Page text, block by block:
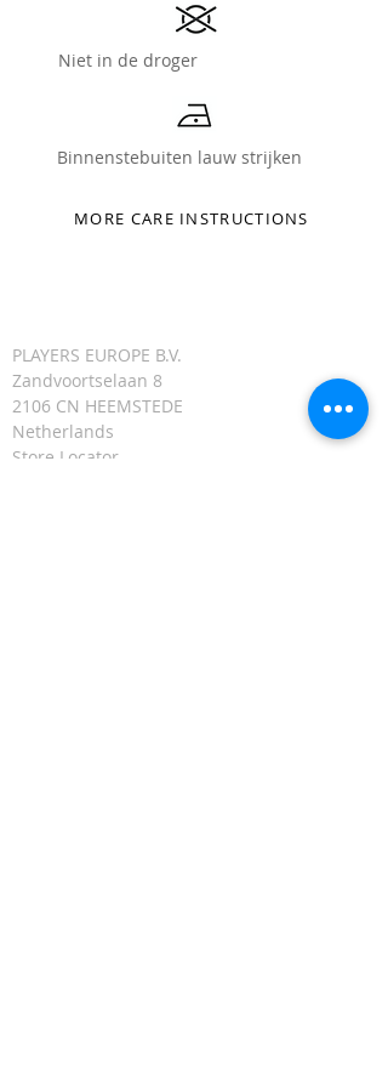
Niet in de droger
Binnenstebuiten lauw strijken
MORE CARE INSTRUCTIONS
PLAYERS EUROPE B.V.
Zandvoortselaan 8
2106 CN HEEMSTEDE
Netherlands
Store Locator